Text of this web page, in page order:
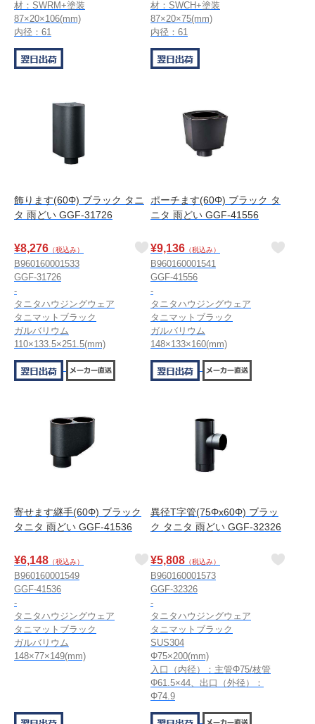
材：SWRM+塗装
87×20×106(mm)
内径：61
材：SWCH+塗装
87×20×75(mm)
内径：61
飾ります(60Φ) ブラック タニ
タ 雨どい GGF-31726
¥8,276 （税込み）
B960160001533
GGF-31726
-
タニタハウジングウェア
タニマットブラック
ガルバリウム
110×133.5×251.5(mm)
ポーチます(60Φ) ブラック タ
ニタ 雨どい GGF-41556
¥9,136 （税込み）
B960160001541
GGF-41556
-
タニタハウジングウェア
タニマットブラック
ガルバリウム
148×133×160(mm)
寄せます継手(60Φ) ブラック
タニタ 雨どい GGF-41536
¥6,148 （税込み）
B960160001549
GGF-41536
-
タニタハウジングウェア
タニマットブラック
ガルバリウム
148×77×149(mm)
異径T字管(75Φx60Φ) ブラッ
ク タニタ 雨どい GGF-32326
¥5,808 （税込み）
B960160001573
GGF-32326
-
タニタハウジングウェア
タニマットブラック
SUS304
Φ75×200(mm)
入口（内径）：主管Φ75/枝管
Φ61.5×44、出口（外径）：
Φ74.9